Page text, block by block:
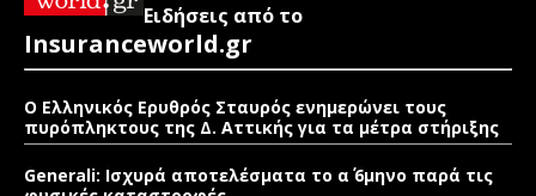
Ειδήσεις από το
Insuranceworld.gr
Ο Ελληνικός Ερυθρός Σταυρός ενημερώνει τους
πυρόπληκτους της Δ. Αττικής για τα μέτρα στήριξης
Generali: Ισχυρά αποτελέσματα το α΄ 6μηνο παρά τις